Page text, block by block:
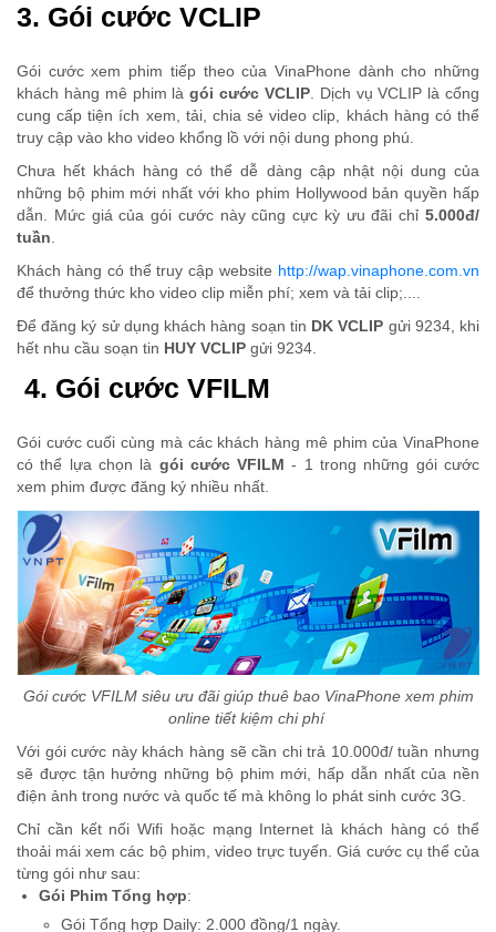
3. Gói cước VCLIP
Gói cước xem phim tiếp theo của VinaPhone dành cho những
khách hàng mê phim làgói cước VCLIP. Dịch vụ VCLIP là cổng
cung cấp tiện ích xem, tải, chia sẻ video clip, khách hàng có thể
truy cập vào kho video khổng lồ với nội dung phong phú.
Chưa hết khách hàng có thể dễ dàng cập nhật nội dung của
những bộ phim mới nhất với kho phim Hollywood bản quyền hấp
dẫn. Mức giá của gói cước này cũng cực kỳ ưu đãi chỉ 5.000đ/
tuần.
Khách hàng có thể truy cập website http://wap.vinaphone.com.vn
để thưởng thức kho video clip miễn phí; xem và tải clip;....
Để đăng ký sử dụng khách hàng soạn tin DK VCLIP gửi 9234, khi
hết nhu cầu soạn tin HUY VCLIP gửi 9234.
4. Gói cước VFILM
Gói cước cuối cùng mà các khách hàng mê phim của VinaPhone
có thể lựa chọn là gói cước VFILM - 1 trong những gói cước
xem phim được đăng ký nhiều nhất.
Gói cước VFILM siêu ưu đãi giúp thuê bao VinaPhone xem phim
online tiết kiệm chi phí
Với gói cước này khách hàng sẽ cần chi trả 10.000đ/ tuần nhưng
sẽ được tận hưởng những bộ phim mới, hấp dẫn nhất của nền
điện ảnh trong nước và quốc tế mà không lo phát sinh cước 3G.
Chỉ cần kết nối Wifi hoặc mạng Internet là khách hàng có thể
thoải mái xem các bộ phim, video trực tuyến. Giá cước cụ thể của
từng gói như sau:
Gói Phim Tổng hợp:
Gói Tổng hợp Daily: 2.000 đồng/1 ngày.